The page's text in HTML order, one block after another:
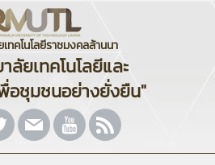
ทคโนโลยีราชมงคลล้านนา
ลัยเทคโนโลยีและ
อชุมชนอย่างยั่งยืน"